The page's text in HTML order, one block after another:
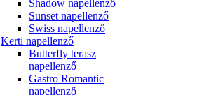
Shadow napellenző
Sunset napellenző
Swiss napellenző
Kerti napellenző
Butterfly terasz
napellenző
Gastro Romantic
napellenző